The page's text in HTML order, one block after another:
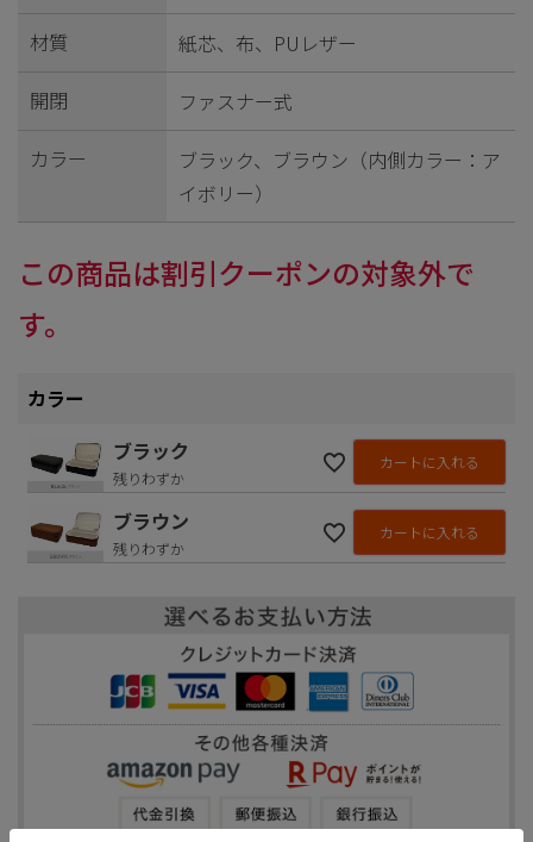
材質
紙芯、布、PUレザー
開閉
ファスナー式
カラー
ブラック、ブラウン（内側カラー：ア
イボリー）
この商品は割引クーポンの対象外で
す。
カラー
ブラック
残りわずか
カートに入れる
ブラウン
残りわずか
カートに入れる